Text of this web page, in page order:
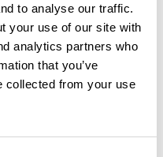
to analyse our traffic.
your use of our site with
analytics partners who
that you’ve
collected from your use